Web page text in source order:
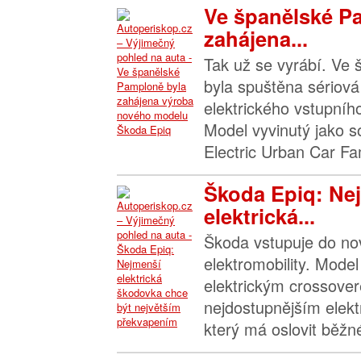
Ve španělské
zahájena...
Tak už se vyrábí. Ve
byla spuštěna
elektrického
Model vyvinutý jako
Electric Urban Car
Škoda Epiq:
elektrická...
Škoda vstupuje do
elektromobility.
elektrickým
nejdostupnějším
který má oslovit